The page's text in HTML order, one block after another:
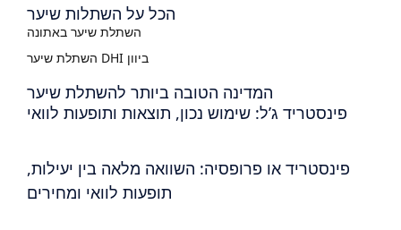
הכל על השתלות שיער
השתלת שיער באתונה
השתלת שיער DHI ביוון
המדינה הטובה ביותר להשתלת שיער
פינסטריד ג’ל: שימוש נכון, תוצאות ותופעות לוואי
פינסטריד או פרופסיה: השוואה מלאה בין יעילות,
תופעות לוואי ומחירים